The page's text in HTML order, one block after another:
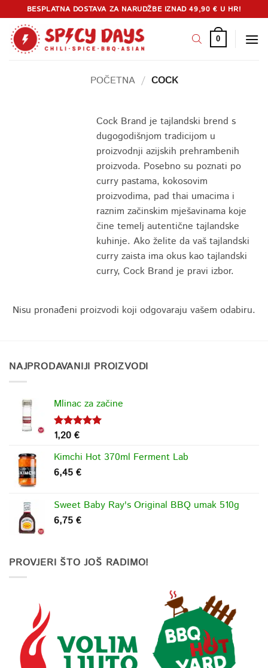
to
content
BESPLATNA DOSTAVA ZA NARUDŽBE IZNAD 49,90 € U HR!
0
POČETNA / COCK
Cock Brand je tajlandski brend s
dugogodišnjom tradicijom u
proizvodnji azijskih prehrambenih
proizvoda. Posebno su poznati po
curry pastama, kokosovim
proizvodima, pad thai umacima i
raznim začinskim mješavinama koje
čine temelj autentične tajlandske
kuhinje. Ako želite da vaš tajlandski
curry zaista ima okus kao tajlandski
curry, Cock Brand je pravi izbor.
Nisu pronađeni proizvodi koji odgovaraju vašem odabiru.
NAJPRODAVANIJI PROIZVODI
Mlinac za začine
Ocjenjeno
1,20 €
Kimchi Hot 370ml Ferment Lab
6,45 €
Sweet Baby Ray's Original BBQ umak 510g
6,75 €
PROVJERI ŠTO JOŠ RADIMO!